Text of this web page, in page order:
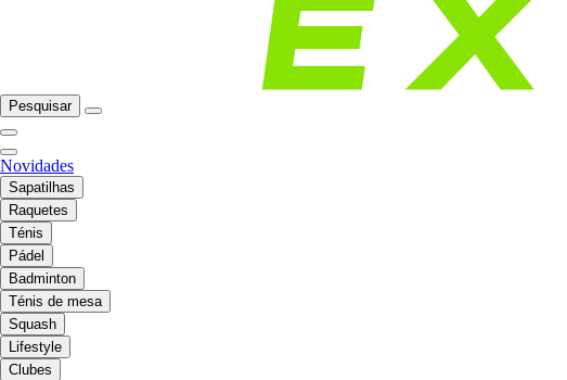
Pesquisar
Novidades
Sapatilhas
Raquetes
Ténis
Pádel
Badminton
Ténis de mesa
Squash
Lifestyle
Clubes